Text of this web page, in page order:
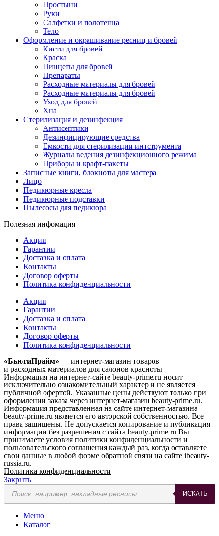
Простыни
Руки
Салфетки и полотенца
Тело
Оформление и окрашивание ресниц и бровей
Кисти для бровей
Краска
Пинцеты для бровей
Препараты
Расходные материалы для бровей
Расходные материалы для бровей
Уход для бровей
Хна
Стерилизация и дезинфекция
Антисептики
Дезинфицирующие средства
Емкости для стерилизации интструмента
Журналы ведения дезинфекционного режима
Приборы и крафт-пакеты
Записные книги, блокноты для мастера
Лицо
Педикюрные кресла
Педикюрные подставки
Пылесосы для педикюра
Полезная инфомация
Акции
Гарантии
Доставка и оплата
Контакты
Договор оферты
Политика конфиденциальности
Акции
Гарантии
Доставка и оплата
Контакты
Договор оферты
Политика конфиденциальности
«БьютиПрайм» — интернет-магазин товаров
и расходных материалов для салонов красноты
Информация на интернет-сайте beauty-prime.ru носит
исключительно ознакомительный характер и не является
публичной офертой. Указанные цены действуют только при
оформлении заказа через интернет-магазин beauty-prime.ru.
Информация представленная на сайте интернет-магазина
beauty-prime.ru является его авторской собственностью. Все
права защищены. Не допускается копирование и публикация
информации без разрешения с сайта beauty-prime.ru Вы
принимаете условия политики конфиденциальности и
пользовательского соглашения каждый раз, когда оставляете
свои данные в любой форме обратной связи на сайте ibeauty-
russia.ru.
Политика конфиденциальности
Закрыть
Поиск
товаров
ИСКАТЬ
Меню
Каталог